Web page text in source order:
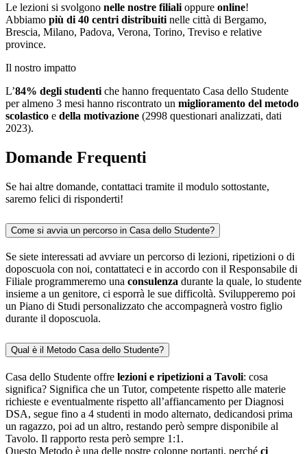
Le lezioni si svolgono nelle nostre filiali oppure online!
Abbiamo più di 40 centri distribuiti nelle città di Bergamo,
Brescia, Milano, Padova, Verona, Torino, Treviso e relative
province.
Il nostro impatto
L’84% degli studenti che hanno frequentato Casa dello Studente
per almeno 3 mesi hanno riscontrato un miglioramento del metodo
scolastico e della motivazione (2998 questionari analizzati, dati
2023).
Domande Frequenti
Se hai altre domande, contattaci tramite il modulo sottostante,
saremo felici di risponderti!
Come si avvia un percorso in Casa dello Studente?
Se siete interessati ad avviare un percorso di lezioni, ripetizioni o di
doposcuola con noi, contattateci e in accordo con il Responsabile di
Filiale programmeremo una consulenza durante la quale, lo studente
insieme a un genitore, ci esporrà le sue difficoltà. Svilupperemo poi
un Piano di Studi personalizzato che accompagnerà vostro figlio
durante il doposcuola.
Qual è il Metodo Casa dello Studente?
Casa dello Studente offre lezioni e ripetizioni a Tavoli: cosa
significa? Significa che un Tutor, competente rispetto alle materie
richieste e eventualmente rispetto all’affiancamento per Diagnosi
DSA, segue fino a 4 studenti in modo alternato, dedicandosi prima
un ragazzo, poi ad un altro, restando però sempre disponibile al
Tavolo. Il rapporto resta però sempre 1:1.
Questo Metodo è una delle nostre colonne portanti, perché ci